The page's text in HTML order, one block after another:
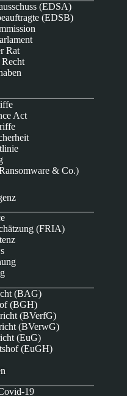
(EDSA)
(EDSB)
Rat
Act
& Co.)
(FRIA)
(BAG)
(BGH)
(BVerfG)
(BVerwG)
(EuG)
(EuGH)
19